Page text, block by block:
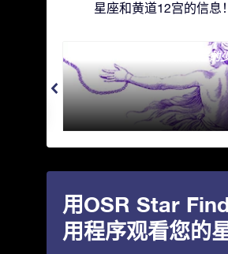
星座和黄道12宫的信息！
Andromeda - 被铁链锁着的
用OSR Star
用程序观看您的